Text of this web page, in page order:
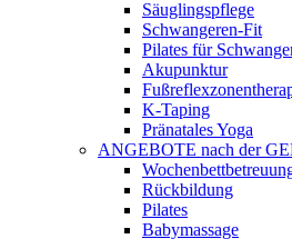
Säuglingspflege
Schwangeren-Fit
Pilates für
Akupunktur
K-Taping
Pränatales Yoga
ANGEBOTE nach der
Rückbildung
Pilates
Babymassage